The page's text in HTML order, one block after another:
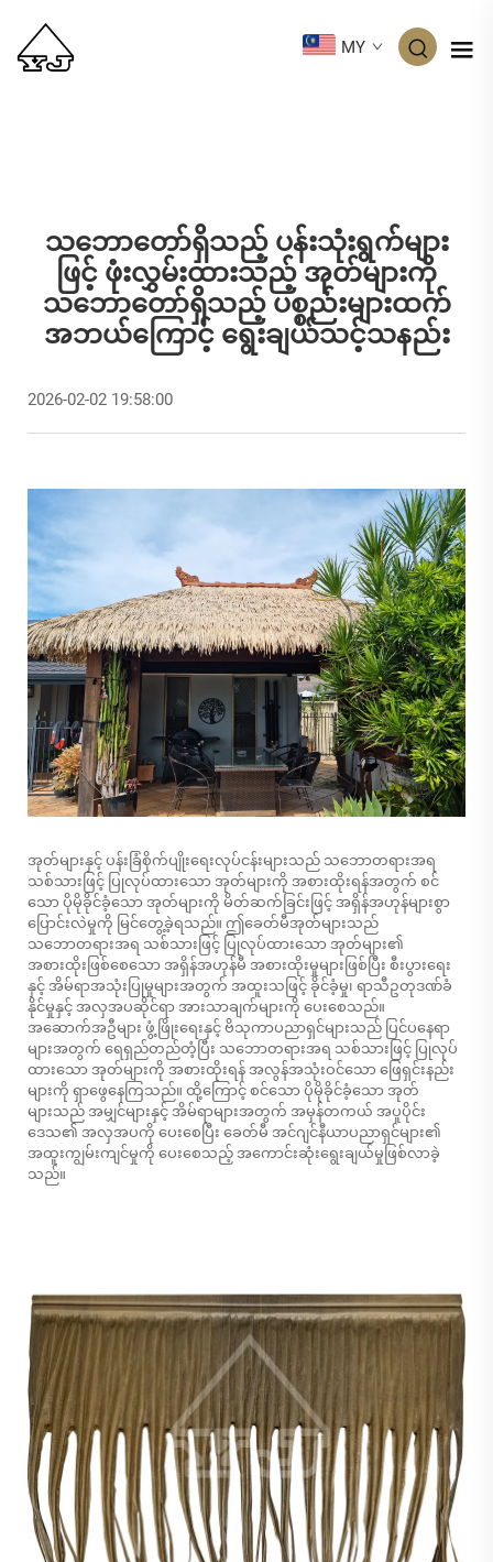
MY
သဘောတော်ရှိသည့် ပန်းသုံးရွက်များ
ဖြင့် ဖုံးလွှမ်းထားသည့် အုတ်များကို
သဘောတော်ရှိသည့် ပစ္စည်းများထက်
အဘယ်ကြောင့် ရွေးချယ်သင့်သနည်း
2026-02-02 19:58:00
အုတ်များနှင့် ပန်းခြံစိုက်ပျိုးရေးလုပ်ငန်းများသည် သဘောတရားအရ
သစ်သားဖြင့် ပြုလုပ်ထားသော အုတ်များကို အစားထိုးရန်အတွက် စင်
သော ပိုမိုခိုင်ခံ့သော အုတ်များကို မိတ်ဆက်ခြင်းဖြင့် အရှိန်အဟုန်များစွာ
ပြောင်းလဲမှုကို မြင်တွေ့ခဲ့ရသည်။ ဤခေတ်မီအုတ်များသည်
သဘောတရားအရ သစ်သားဖြင့် ပြုလုပ်ထားသော အုတ်များ၏
အစားထိုးဖြစ်စေသော အရှိန်အဟုန်မီ အစားထိုးမှုများဖြစ်ပြီး စီးပွားရေး
နှင့် အိမ်ရာအသုံးပြုမှုများအတွက် အထူးသဖြင့် ခိုင်ခံ့မှု၊ ရာသီဥတုဒဏ်ခံ
နိုင်မှုနှင့် အလှအပဆိုင်ရာ အားသာချက်များကို ပေးစေသည်။
အဆောက်အဦများ ဖွံ့ဖြိုးရေးနှင့် ဗိသုကာပညာရှင်များသည် ပြင်ပနေရာ
များအတွက် ရေရှည်တည်တံ့ပြီး သဘောတရားအရ သစ်သားဖြင့် ပြုလုပ်
ထားသော အုတ်များကို အစားထိုးရန် အလွန်အသုံးဝင်သော ဖြေရှင်းနည်း
များကို ရှာဖွေနေကြသည်။ ထို့ကြောင့် စင်သော ပိုမိုခိုင်ခံ့သော အုတ်
များသည် အမျှင်များနှင့် အိမ်ရာများအတွက် အမှန်တကယ် အပူပိုင်း
ဒေသ၏ အလှအပကို ပေးစေပြီး ခေတ်မီ အင်ဂျင်နီယာပညာရှင်များ၏
အထူးကျွမ်းကျင်မှုကို ပေးစေသည့် အကောင်းဆုံးရွေးချယ်မှုဖြစ်လာခဲ့
သည်။